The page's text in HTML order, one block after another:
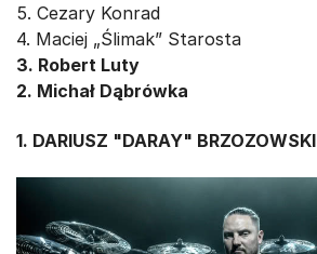
5. Cezary Konrad
4. Maciej „Ślimak” Starosta
3. Robert Luty
2. Michał Dąbrówka
1. DARIUSZ "DARAY" BRZOZOWSKI